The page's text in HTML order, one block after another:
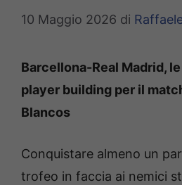
10 Maggio 2026 di
Barcellona-Real Madrid,
player building per il
Blancos
Conquistare almeno un
trofeo in faccia ai nemici